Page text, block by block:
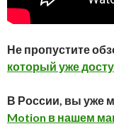
Не пропустите
который уже
В России, вы уже
Motion в нашем